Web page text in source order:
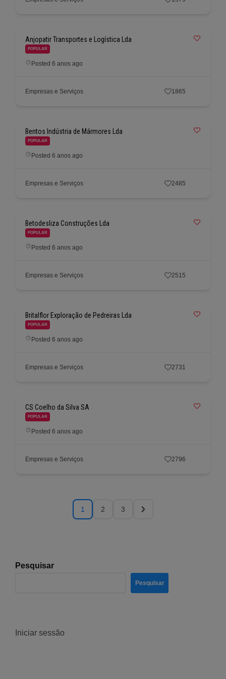
Anjopatir Transportes e Logística Lda
POPULAR
Posted 6 anos ago
Empresas e Serviços 1865
Bentos Indústria de Mármores Lda
POPULAR
Posted 6 anos ago
Empresas e Serviços 2485
Betodesliza Construções Lda
POPULAR
Posted 6 anos ago
Empresas e Serviços 2515
Britalflor Exploração de Pedreiras Lda
POPULAR
Posted 6 anos ago
Empresas e Serviços 2731
CS Coelho da Silva SA
POPULAR
Posted 6 anos ago
Empresas e Serviços 2796
1 2 3
Pesquisar
Pesquisar
Iniciar sessão